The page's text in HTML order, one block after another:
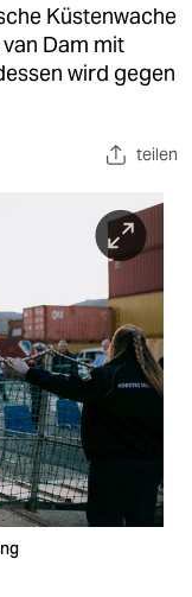
Küstenwache
Dam mit
wird gegen
teilen